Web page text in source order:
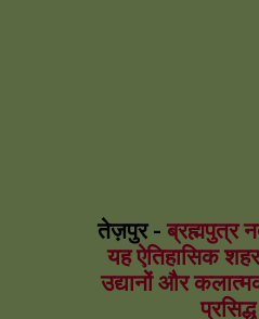
तेज़पुर - ब्रह्मपुत्र
यह ऐतिहासिक शहर
उद्यानों और